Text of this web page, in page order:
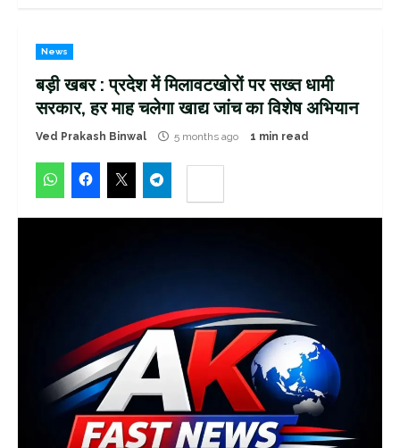
News
बड़ी खबर : प्रदेश में मिलावटखोरों पर सख्त धामी
सरकार, हर माह चलेगा खाद्य जांच का विशेष अभियान
Ved Prakash Binwal 5 months ago 1 min read